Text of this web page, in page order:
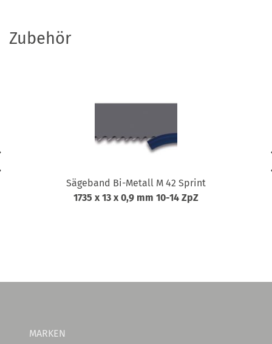
Zubehör
Sägeband Bi-Metall M 42 Sprint
1735 x 13 x 0,9 mm 10-14 ZpZ
MARKEN